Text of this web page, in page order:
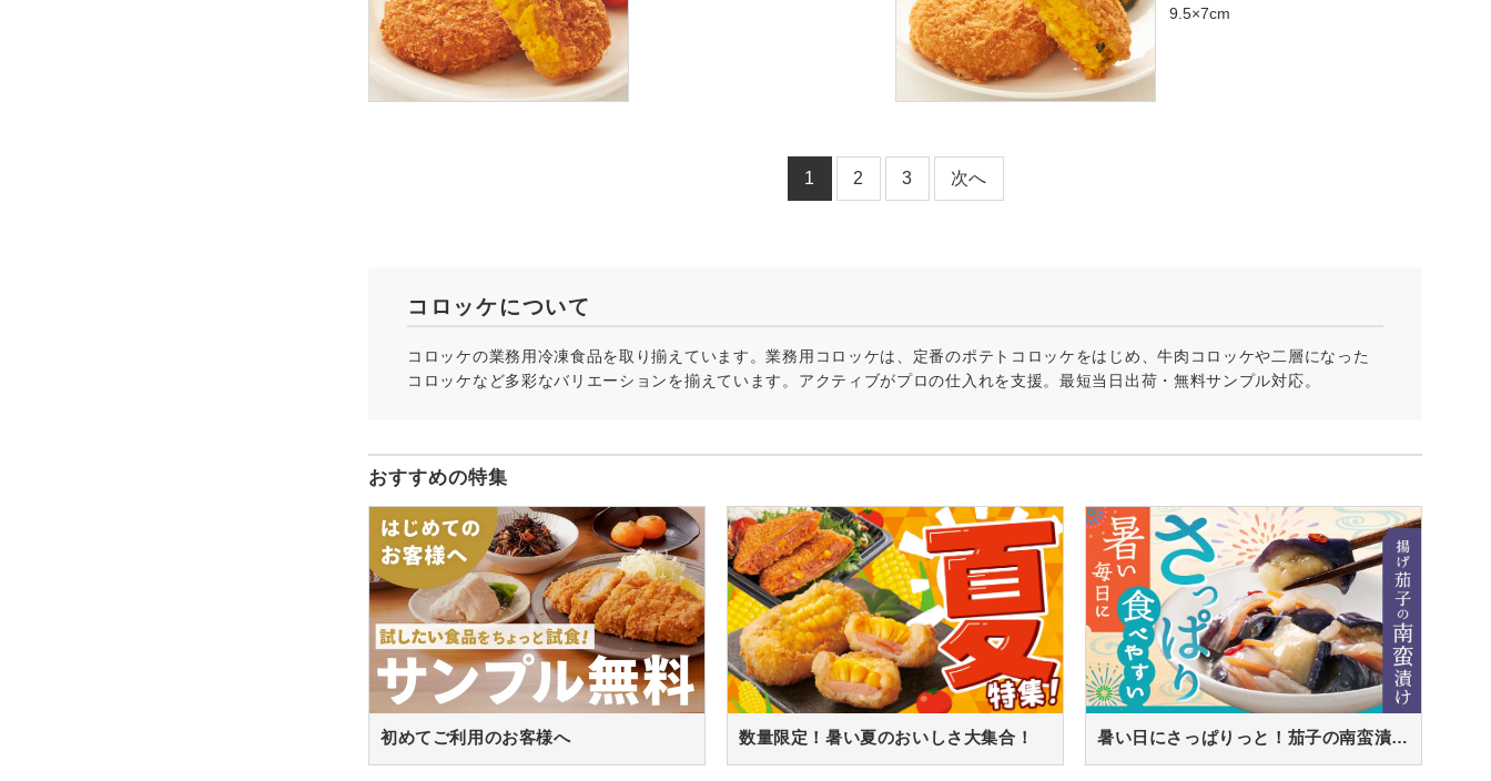
9.5×7cm
1 2 3 次へ
コロッケについて
コロッケの業務用冷凍食品を取り揃えています。業務用コロッケは、定番のポテトコロッケをはじめ、牛肉コロッケや二層になった
コロッケなど多彩なバリエーションを揃えています。アクティブがプロの仕入れを支援。最短当日出荷・無料サンプル対応。
おすすめの特集
初めてご利用のお客様へ 数量限定！暑い夏のおいしさ大集合！ 暑い日にさっぱりっと！茄子の南蛮漬け！